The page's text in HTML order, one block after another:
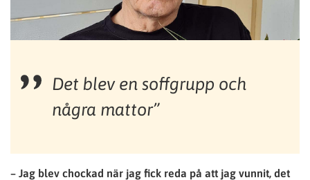
Det blev en soffgrupp och
några mattor”
– Jag blev chockad när jag fick reda på att jag vunnit, det